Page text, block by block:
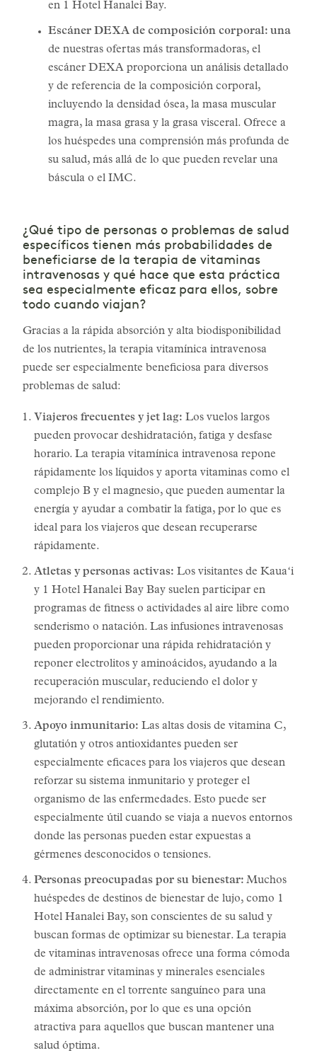
en 1 Hotel Hanalei Bay.
Escáner DEXA de composición corporal: una
de nuestras ofertas más transformadoras, el
escáner DEXA proporciona un análisis detallado
y de referencia de la composición corporal,
incluyendo la densidad ósea, la masa muscular
magra, la masa grasa y la grasa visceral. Ofrece a
los huéspedes una comprensión más profunda de
su salud, más allá de lo que pueden revelar una
báscula o el IMC.
¿Qué tipo de personas o problemas de salud
específicos tienen más probabilidades de
beneficiarse de la terapia de vitaminas
intravenosas y qué hace que esta práctica
sea especialmente eficaz para ellos, sobre
todo cuando viajan?
Gracias a la rápida absorción y alta biodisponibilidad
de los nutrientes, la terapia vitamínica intravenosa
puede ser especialmente beneficiosa para diversos
problemas de salud:
Viajeros frecuentes y jet lag: Los vuelos largos
pueden provocar deshidratación, fatiga y desfase
horario. La terapia vitamínica intravenosa repone
rápidamente los líquidos y aporta vitaminas como el
complejo B y el magnesio, que pueden aumentar la
energía y ayudar a combatir la fatiga, por lo que es
ideal para los viajeros que desean recuperarse
rápidamente.
Atletas y personas activas: Los visitantes de Kauaʻi
y 1 Hotel Hanalei Bay Bay suelen participar en
programas de fitness o actividades al aire libre como
senderismo o natación. Las infusiones intravenosas
pueden proporcionar una rápida rehidratación y
reponer electrolitos y aminoácidos, ayudando a la
recuperación muscular, reduciendo el dolor y
mejorando el rendimiento.
Apoyo inmunitario: Las altas dosis de vitamina C,
glutatión y otros antioxidantes pueden ser
especialmente eficaces para los viajeros que desean
reforzar su sistema inmunitario y proteger el
organismo de las enfermedades. Esto puede ser
especialmente útil cuando se viaja a nuevos entornos
donde las personas pueden estar expuestas a
gérmenes desconocidos o tensiones.
Personas preocupadas por su bienestar: Muchos
huéspedes de destinos de bienestar de lujo, como 1
Hotel Hanalei Bay, son conscientes de su salud y
buscan formas de optimizar su bienestar. La terapia
de vitaminas intravenosas ofrece una forma cómoda
de administrar vitaminas y minerales esenciales
directamente en el torrente sanguíneo para una
máxima absorción, por lo que es una opción
atractiva para aquellos que buscan mantener una
salud óptima.